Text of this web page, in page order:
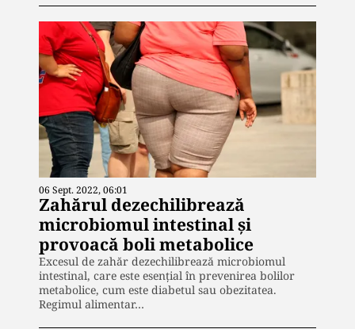
06 Sept. 2022, 06:01
Zahărul dezechilibrează
microbiomul intestinal și
provoacă boli metabolice
Excesul de zahăr dezechilibrează microbiomul
intestinal, care este esențial în prevenirea bolilor
metabolice, cum este diabetul sau obezitatea.
Regimul alimentar…